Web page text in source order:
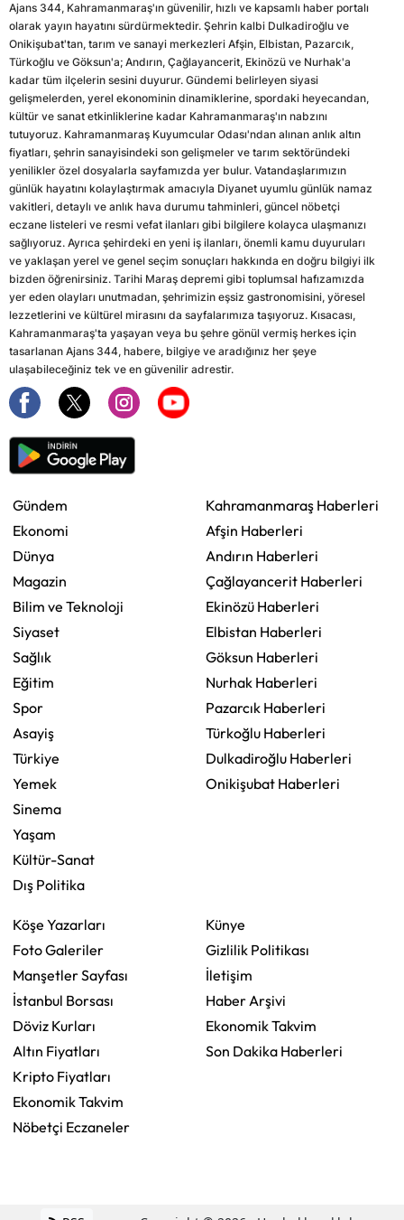
Ajans 344, Kahramanmaraş'ın güvenilir, hızlı ve kapsamlı haber portalı
olarak yayın hayatını sürdürmektedir. Şehrin kalbi Dulkadiroğlu ve
Onikişubat'tan, tarım ve sanayi merkezleri Afşin, Elbistan, Pazarcık,
Türkoğlu ve Göksun'a; Andırın, Çağlayancerit, Ekinözü ve Nurhak'a
kadar tüm ilçelerin sesini duyurur. Gündemi belirleyen siyasi
gelişmelerden, yerel ekonominin dinamiklerine, spordaki heyecandan,
kültür ve sanat etkinliklerine kadar Kahramanmaraş'ın nabzını
tutuyoruz. Kahramanmaraş Kuyumcular Odası'ndan alınan anlık altın
fiyatları, şehrin sanayisindeki son gelişmeler ve tarım sektöründeki
yenilikler özel dosyalarla sayfamızda yer bulur. Vatandaşlarımızın
günlük hayatını kolaylaştırmak amacıyla Diyanet uyumlu günlük namaz
vakitleri, detaylı ve anlık hava durumu tahminleri, güncel nöbetçi
eczane listeleri ve resmi vefat ilanları gibi bilgilere kolayca ulaşmanızı
sağlıyoruz. Ayrıca şehirdeki en yeni iş ilanları, önemli kamu duyuruları
ve yaklaşan yerel ve genel seçim sonuçları hakkında en doğru bilgiyi ilk
bizden öğrenirsiniz. Tarihi Maraş depremi gibi toplumsal hafızamızda
yer eden olayları unutmadan, şehrimizin eşsiz gastronomisini, yöresel
lezzetlerini ve kültürel mirasını da sayfalarımıza taşıyoruz. Kısacası,
Kahramanmaraş'ta yaşayan veya bu şehre gönül vermiş herkes için
tasarlanan Ajans 344, habere, bilgiye ve aradığınız her şeye
ulaşabileceğiniz tek ve en güvenilir adrestir.
Gündem
Ekonomi
Dünya
Magazin
Bilim ve Teknoloji
Siyaset
Sağlık
Eğitim
Spor
Asayiş
Türkiye
Yemek
Sinema
Yaşam
Kültür-Sanat
Dış Politika
Kahramanmaraş Haberleri
Afşin Haberleri
Andırın Haberleri
Çağlayancerit Haberleri
Ekinözü Haberleri
Elbistan Haberleri
Göksun Haberleri
Nurhak Haberleri
Pazarcık Haberleri
Türkoğlu Haberleri
Dulkadiroğlu Haberleri
Onikişubat Haberleri
Köşe Yazarları
Foto Galeriler
Manşetler Sayfası
İstanbul Borsası
Döviz Kurları
Altın Fiyatları
Kripto Fiyatları
Ekonomik Takvim
Nöbetçi Eczaneler
Künye
Gizlilik Politikası
İletişim
Haber Arşivi
Ekonomik Takvim
Son Dakika Haberleri